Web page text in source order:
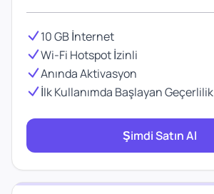
10 GB İnternet
Wi-Fi Hotspot İzinli
Anında Aktivasyon
İlk Kullanımda Başlayan Geçerlilik
Şimdi Satın Al